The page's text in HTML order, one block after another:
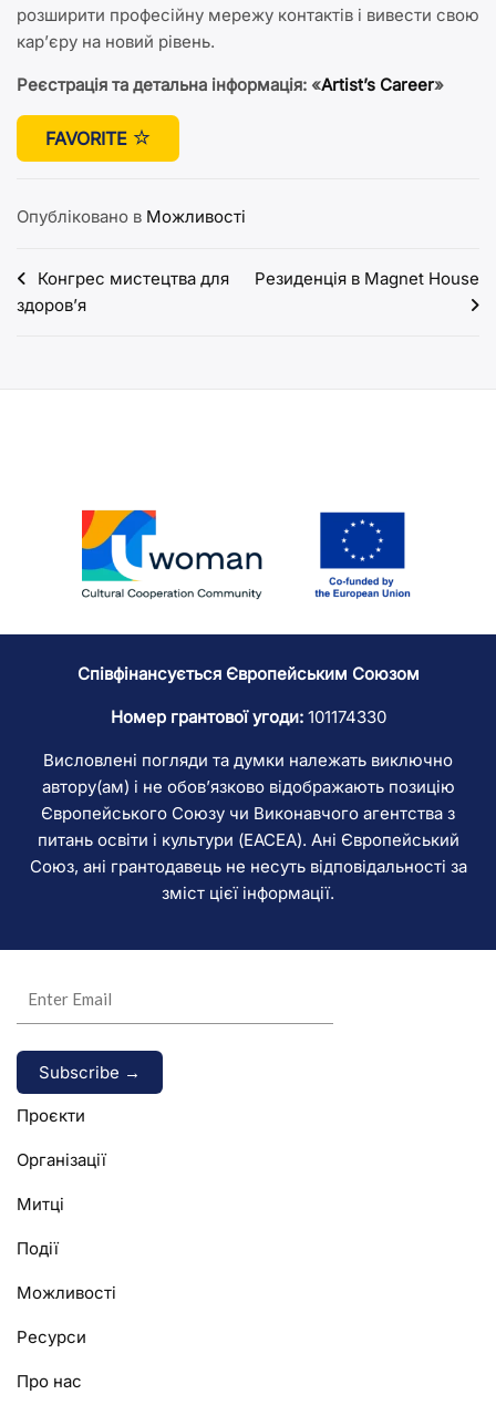
розширити професійну мережу контактів і вивести свою
кар’єру на новий рівень.
Реєстрація та детальна інформація: «Artist’s Career»
FAVORITE
Опубліковано в Можливості
Навігація
записів
Конгрес мистецтва для
здоров’я
Резиденція в Magnet House
Співфінансується Європейським Союзом
Номер грантової угоди:101174330
Висловлені погляди та думки належать виключно
автору(ам) і не обов’язково відображають позицію
Європейського Союзу чи Виконавчого агентства з
питань освіти і культури (EACEA). Ані Європейський
Союз, ані грантодавець не несуть відповідальності за
зміст цієї інформації.
Alternative:
Проєкти
Організації
Митці
Події
Можливості
Ресурси
Про нас